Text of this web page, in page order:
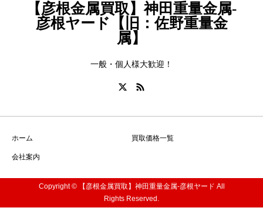
【彦根金属買取】神田重量金属-
彦根ヤード【旧：佐野重量金
属】
一般・個人様大歓迎！
ホーム 買取価格一覧
会社案内
Copyright © 【彦根金属買取】神田重量金属-彦根ヤード All
Rights Reserved.